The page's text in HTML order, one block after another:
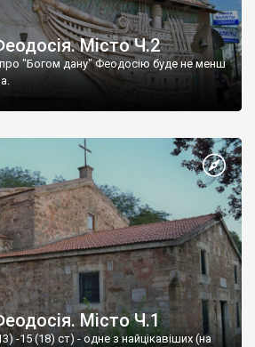
Місто Ч.2
про "Богом дану" Феодосію буде не менш
Місто Ч.1
-15 (18) ст) - одне з найцікавіших (на